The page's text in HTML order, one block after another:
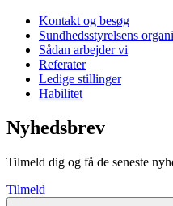
Kontakt og besøg
Sundhedsstyrelsens
Sådan arbejder vi
Referater
Ledige stillinger
Habilitet
Nyhedsbrev
Tilmeld dig og få de seneste
Tilmeld